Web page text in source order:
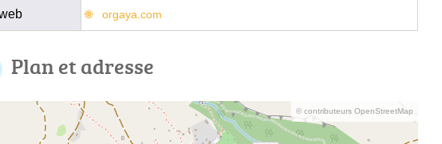
orgaya.com
Plan et adresse
© contributeurs OpenStreetMap